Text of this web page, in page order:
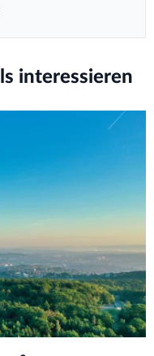
interessieren